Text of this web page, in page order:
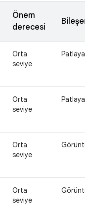
Önem
derecesi
Bileşen
Orta
seviye
Patlayan
Orta
seviye
Patlayan
Orta
seviye
Orta
seviye